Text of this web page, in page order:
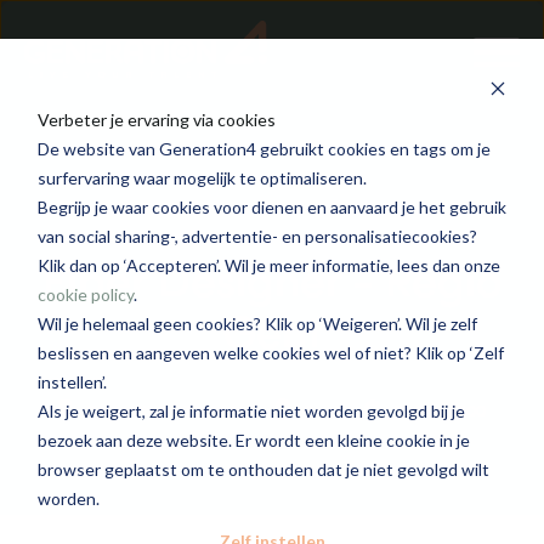
Verbeter je ervaring via cookies
De website van Generation4 gebruikt cookies en tags om je
surfervaring waar mogelijk te optimaliseren.
Begrijp je waar cookies voor dienen en aanvaard je het gebruik
van social sharing-, advertentie- en personalisatiecookies?
Klik dan op ‘Accepteren’. Wil je meer informatie, lees dan onze
cookie policy.
Wil je helemaal geen cookies? Klik op ‘Weigeren’. Wil je zelf
beslissen en aangeven welke cookies wel of niet? Klik op ‘Zelf
instellen’.
Als je weigert, zal je informatie niet worden gevolgd bij je
bezoek aan deze website. Er wordt een kleine cookie in je
browser geplaatst om te onthouden dat je niet gevolgd wilt
worden.
Fiber Designer - Regio
Gent
Generation4 Technics Gent 2800 - 3800